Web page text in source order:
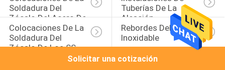
Soldadura Del
Zócalo Del Acero De
Carbono
Tuberías De La
Aleación
Colocaciones De La
Soldadura Del
Zócalo De Los SS
Rebordes Del Acero
Inoxidable
Solicitar una cotización